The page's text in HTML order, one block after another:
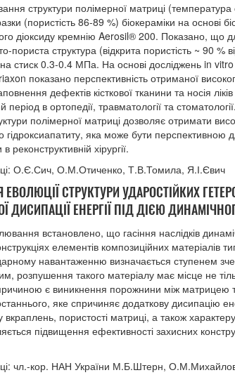
структури полімерної матриці
(пористість 86-89 %) біокераміки на основі
діоксиду кремнію Aerosil® 200. Показано, що
пориста структура (відкрита пористість ~ 90 %
стиск 0.3-0.4 МПа. На основі досліджень in vitro
показано перспективність отриманої
дефектів кісткової тканини та носія
період в ортопедії, травматології та
полімерної матриці дозволяє отримати
гідроксиапатиту, яка може бути перспективною
в реконструктивній хірургії.
О.Є.Сич, О.М.Отиченко, Т.В.Томила, Я.І.Євич
СТРУКТУРИ УДАРОСТІЙКИХ
ДИСИПАЦІЇ ЕНЕРГІЇ ПІД ДІЄЮ
встановлено, що гасіння наслідків
елементів композиційних
навантаженню визначається ступенем
розпушення такого матеріалу має місце не
є виникнення порожнини між матрицею
яке спричиняє додаткову дисипацію
вкраплень, пористості матриці, а також
підвищення ефективності захисних
чл.-кор. НАН України М.Б.Штерн,